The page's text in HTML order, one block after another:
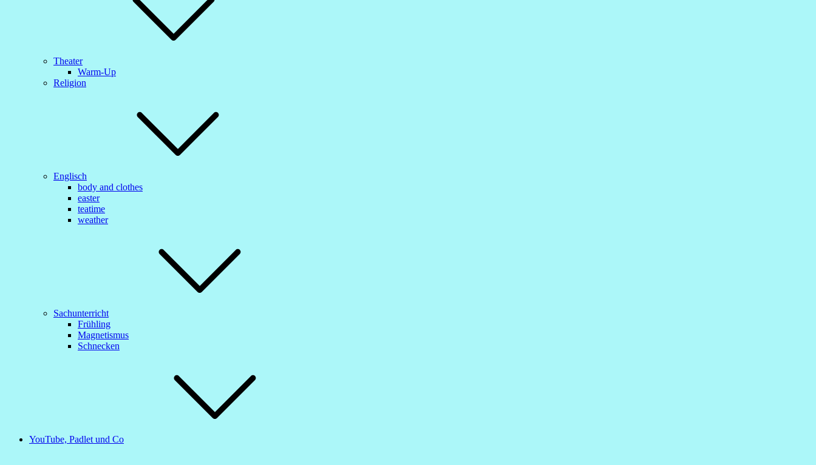
Theater
Warm-Up
Religion
Englisch
body and clothes
easter
teatime
weather
Sachunterricht
Frühling
Magnetismus
Schnecken
YouTube, Padlet und Co